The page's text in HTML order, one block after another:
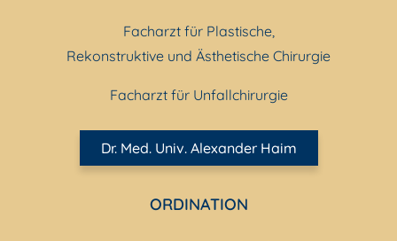
Facharzt für Plastische,
Rekonstruktive und Ästhetische Chirurgie
Facharzt für Unfallchirurgie
Dr. Med. Univ. Alexander Haim
ORDINATION